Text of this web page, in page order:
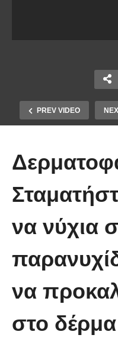
PREV VIDEO
άτυχη μέρα στη
να νύχια
να
στο